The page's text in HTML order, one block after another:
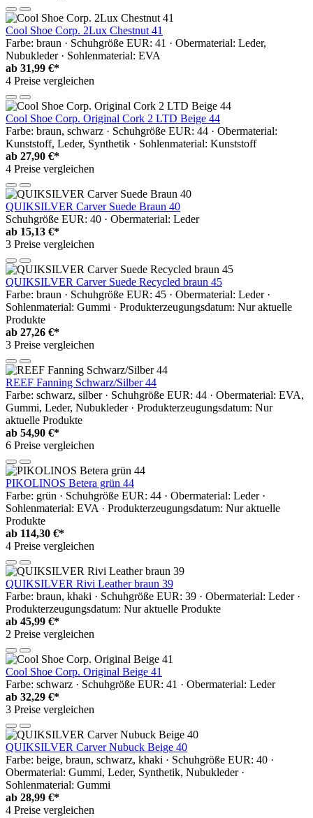
Cool Shoe Corp. 2Lux Chestnut 41
Farbe: braun · Schuhgröße EUR: 41 · Obermaterial: Leder,
Nubukleder · Sohlenmaterial: EVA
ab 31,99 €*
4 Preise vergleichen
Cool Shoe Corp. Original Cork 2 LTD Beige 44
Farbe: braun, schwarz · Schuhgröße EUR: 44 · Obermaterial:
Kunststoff, Leder, Synthetik · Sohlenmaterial: Kunststoff
ab 27,90 €*
4 Preise vergleichen
QUIKSILVER Carver Suede Braun 40
Schuhgröße EUR: 40 · Obermaterial: Leder
ab 15,13 €*
3 Preise vergleichen
QUIKSILVER Carver Suede Recycled braun 45
Farbe: braun · Schuhgröße EUR: 45 · Obermaterial: Leder ·
Sohlenmaterial: Gummi · Produkterzeugungsdatum: Nur aktuelle
Produkte
ab 27,26 €*
3 Preise vergleichen
REEF Fanning Schwarz/Silber 44
Farbe: schwarz, silber · Schuhgröße EUR: 44 · Obermaterial: EVA,
Gummi, Leder, Nubukleder · Produkterzeugungsdatum: Nur
aktuelle Produkte
ab 54,90 €*
6 Preise vergleichen
PIKOLINOS Betera grün 44
Farbe: grün · Schuhgröße EUR: 44 · Obermaterial: Leder ·
Sohlenmaterial: EVA · Produkterzeugungsdatum: Nur aktuelle
Produkte
ab 114,30 €*
4 Preise vergleichen
QUIKSILVER Rivi Leather braun 39
Farbe: braun, khaki · Schuhgröße EUR: 39 · Obermaterial: Leder ·
Produkterzeugungsdatum: Nur aktuelle Produkte
ab 45,99 €*
2 Preise vergleichen
Cool Shoe Corp. Original Beige 41
Farbe: schwarz · Schuhgröße EUR: 41 · Obermaterial: Leder
ab 32,29 €*
3 Preise vergleichen
QUIKSILVER Carver Nubuck Beige 40
Farbe: beige, braun, schwarz, khaki · Schuhgröße EUR: 40 ·
Obermaterial: Gummi, Leder, Synthetik, Nubukleder ·
Sohlenmaterial: Gummi
ab 28,99 €*
4 Preise vergleichen